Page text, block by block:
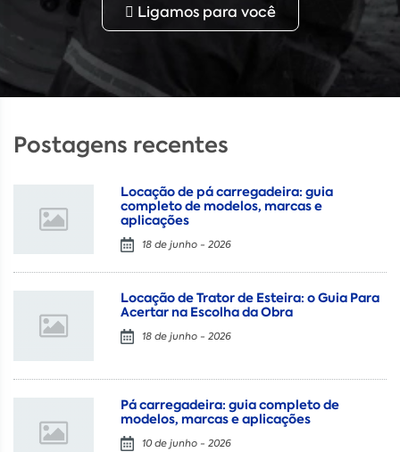
Ligamos para você
Postagens recentes
Locação de pá carregadeira: guia
completo de modelos, marcas e
aplicações
18 de junho - 2026
Locação de Trator de Esteira: o Guia Para
Acertar na Escolha da Obra
18 de junho - 2026
Pá carregadeira: guia completo de
modelos, marcas e aplicações
10 de junho - 2026